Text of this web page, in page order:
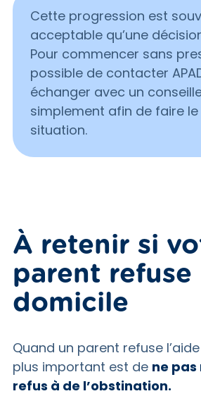
Cette progression est
acceptable qu’une
Pour commencer sans
possible de contacter
échanger avec un
simplement afin de faire
situation.
À retenir si
parent refuse
domicile
Quand un parent refuse
plus important est de ne pas
refus à de l’obstination.